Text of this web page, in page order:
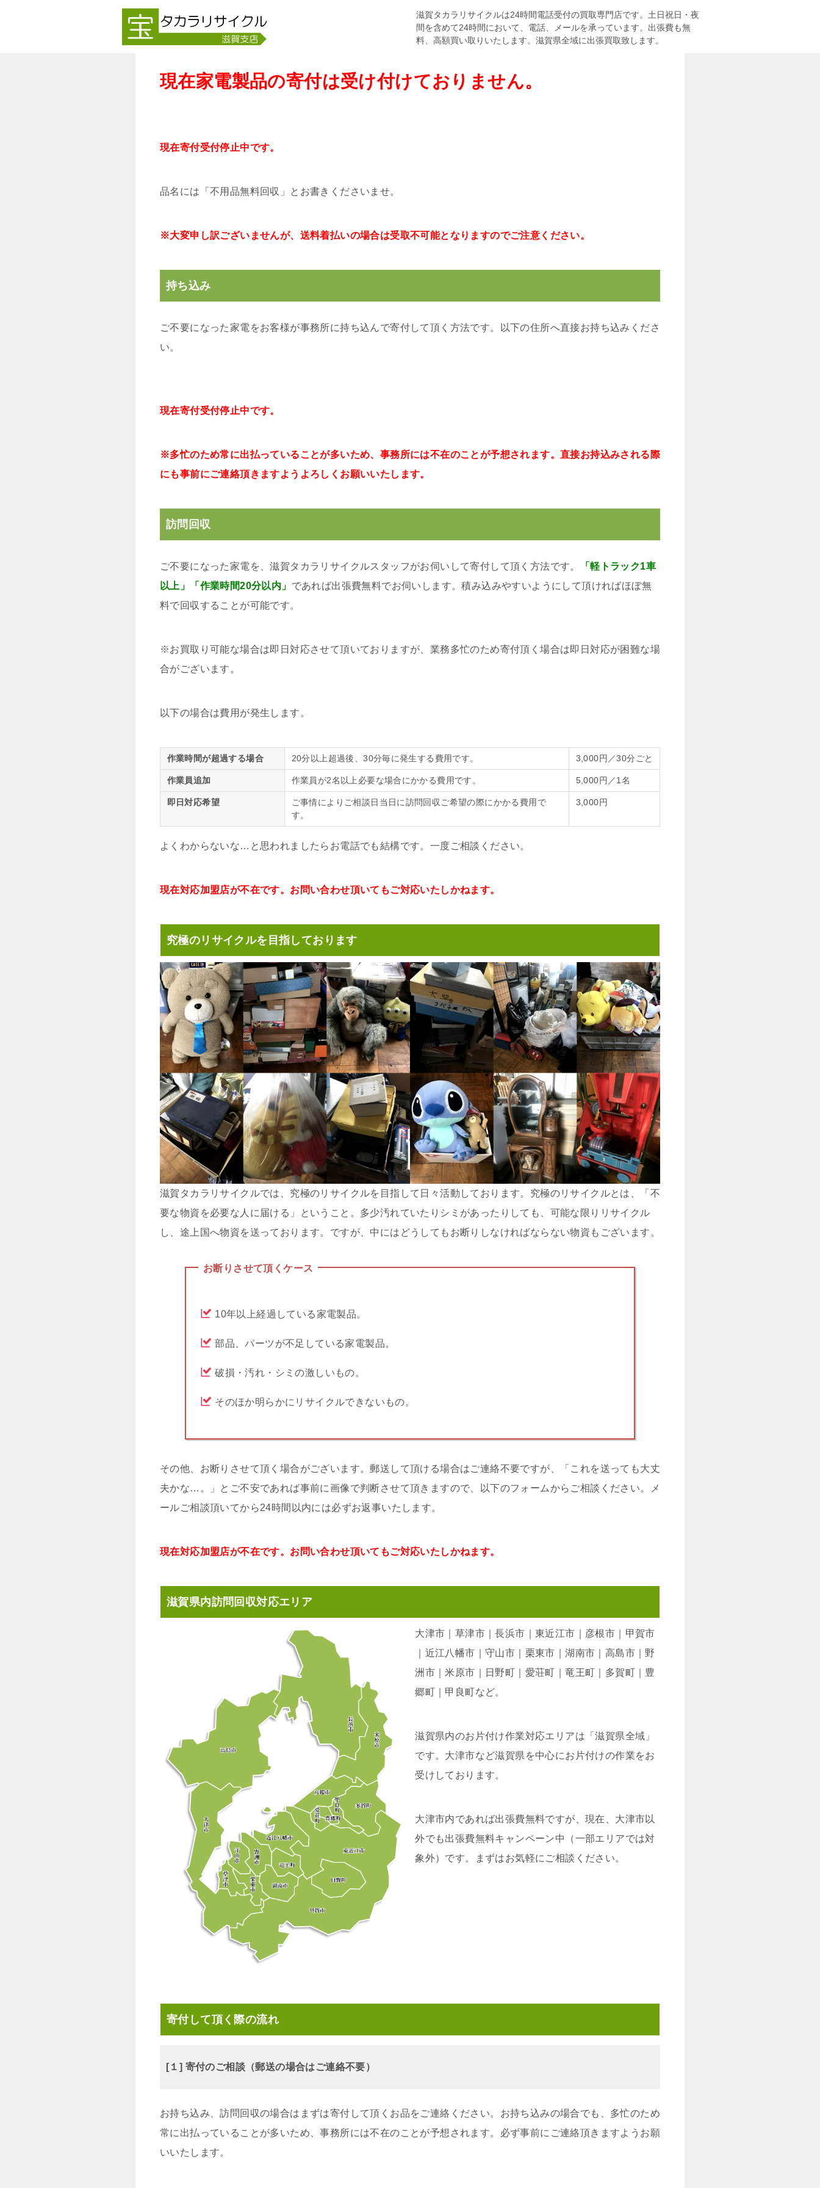
滋賀タカラリサイクルは24時間電話受付の買取専門店です。土日祝日・夜
間を含めて24時間において、電話、メールを承っています。出張費も無
料、高額買い取りいたします。滋賀県全域に出張買取致します。
現在家電製品の寄付は受け付けておりません。
現在寄付受付停止中です。
品名には「不用品無料回収」とお書きくださいませ。
※大変申し訳ございませんが、送料着払いの場合は受取不可能となりますのでご注意ください。
持ち込み
ご不要になった家電をお客様が事務所に持ち込んで寄付して頂く方法です。以下の住所へ直接お持ち込みくださ
い。
現在寄付受付停止中です。
※多忙のため常に出払っていることが多いため、事務所には不在のことが予想されます。直接お持込みされる際
にも事前にご連絡頂きますようよろしくお願いいたします。
訪問回収
ご不要になった家電を、滋賀タカラリサイクルスタッフがお伺いして寄付して頂く方法です。
「軽トラック1車
以上」「作業時間20分以内」 であれば出張費無料でお伺いします。積み込みやすいようにして頂ければほぼ無
料で回収することが可能です。
※お買取り可能な場合は即日対応させて頂いておりますが、業務多忙のため寄付頂く場合は即日対応が困難な場
合がございます。
以下の場合は費用が発生します。
作業時間が超過する場合 20分以上超過後、30分毎に発生する費用です。 3,000円／30分ごと
作業員追加 作業員が2名以上必要な場合にかかる費用です。 5,000円／1名
即日対応希望
ご事情によりご相談日当日に訪問回収ご希望の際にかかる費用で
す。
3,000円
よくわからないな…と思われましたらお電話でも結構です。一度ご相談ください。
現在対応加盟店が不在です。お問い合わせ頂いてもご対応いたしかねます。
究極のリサイクルを目指しております
滋賀タカラリサイクルでは、究極のリサイクルを目指して日々活動しております。究極のリサイクルとは、「不
要な物資を必要な人に届ける」ということ。多少汚れていたりシミがあったりしても、可能な限りリサイクル
し、途上国へ物資を送っております。ですが、中にはどうしてもお断りしなければならない物資もございます。
お断りさせて頂くケース
10年以上経過している家電製品。
部品、パーツが不足している家電製品。
破損・汚れ・シミの激しいもの。
そのほか明らかにリサイクルできないもの。
その他、お断りさせて頂く場合がございます。郵送して頂ける場合はご連絡不要ですが、「これを送っても大丈
夫かな…。」とご不安であれば事前に画像で判断させて頂きますので、以下のフォームからご相談ください。メ
ールご相談頂いてから24時間以内には必ずお返事いたします。
現在対応加盟店が不在です。お問い合わせ頂いてもご対応いたしかねます。
滋賀県内訪問回収対応エリア
大津市｜草津市｜長浜市｜東近江市｜彦根市｜甲賀市
｜近江八幡市｜守山市｜栗東市｜湖南市｜高島市｜野
洲市｜米原市｜日野町｜愛荘町｜竜王町｜多賀町｜豊
郷町｜甲良町など。
滋賀県内のお片付け作業対応エリアは「滋賀県全域」
です。大津市など滋賀県を中心にお片付けの作業をお
受けしております。
大津市内であれば出張費無料ですが、現在、大津市以
外でも出張費無料キャンペーン中（一部エリアでは対
象外）です。まずはお気軽にご相談ください。
寄付して頂く際の流れ
[１] 寄付のご相談（郵送の場合はご連絡不要）
お持ち込み、訪問回収の場合はまずは寄付して頂くお品をご連絡ください。お持ち込みの場合でも、多忙のため
常に出払っていることが多いため、事務所には不在のことが予想されます。必ず事前にご連絡頂きますようお願
いいたします。